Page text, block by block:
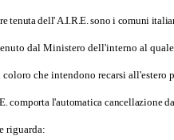
tenuta dell' A.I.R.E. sono i comuni
dal Ministero dell'interno al
che intendono recarsi
comporta l'automatica cancellazione
riguarda: